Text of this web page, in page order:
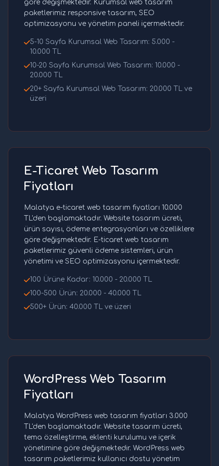
göre değişmektedir. Kurumsal web tasarım
paketlerimiz responsive tasarım, SEO
optimizasyonu ve yönetim paneli içermektedir.
5-10 Sayfa Kurumsal Web Tasarım: 5.000 -
10.000 TL
10-20 Sayfa Kurumsal Web Tasarım: 10.000 -
20.000 TL
20+ Sayfa Kurumsal Web Tasarım: 20.000 TL ve
üzeri
E-Ticaret Web Tasarım
Fiyatları
Malatya e-ticaret web tasarım fiyatları 10.000
TL'den başlamaktadır. Website tasarım ücreti,
ürün sayısı, ödeme entegrasyonları ve özelliklere
göre değişmektedir. E-ticaret web tasarım
paketlerimiz güvenli ödeme sistemleri, ürün
yönetimi ve SEO optimizasyonu içermektedir.
100 Ürüne Kadar: 10.000 - 20.000 TL
100-500 Ürün: 20.000 - 40.000 TL
500+ Ürün: 40.000 TL ve üzeri
WordPress Web Tasarım
Fiyatları
Malatya WordPress web tasarım fiyatları 3.000
TL'den başlamaktadır. Website tasarım ücreti,
tema özelleştirme, eklenti kurulumu ve içerik
yönetimine göre değişmektedir. WordPress web
tasarım paketlerimiz kullanıcı dostu yönetim